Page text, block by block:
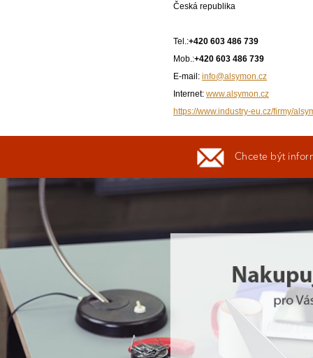
Česká republika
Tel.:+420 603 486 739
Mob.:+420 603 486 739
E-mail: info@alsymon.cz
Internet: www.alsymon.cz
https://www.industry-eu.cz/firmy/
Chcete být